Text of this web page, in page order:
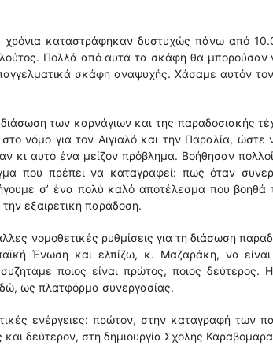
χρόνια καταστράφηκαν δυστυχώς πάνω από
Πολλά από αυτά τα σκάφη θα
σκάφη αναψυχής. Χάσαμε αυτόν
των καρνάγιων και της παραδοσιακής
νόμο για τον Αιγιαλό και την Παραλία, ώστε
κι αυτό ένα μείζον πρόβλημα. Βοήθησαν
που πρέπει να καταγραφεί: πως όταν
σ’ ένα πολύ καλό αποτέλεσμα που
εξαιρετική παράδοση.
νομοθετικές ρυθμίσεις για τη διάσωση
Ένωση και ελπίζω, κ. Μαζαράκη, να
ποιος είναι πρώτος, ποιος δεύτερος.
ως πλατφόρμα συνεργασίας.
ενέργειες: πρώτον, στην καταγραφή των
και δεύτερον, στη δημιουργία Σχολής